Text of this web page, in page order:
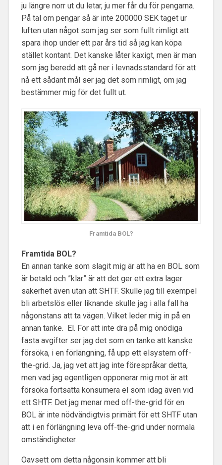
ju längre norr ut du letar, ju mer får du för pengarna.
På tal om pengar så är inte 200000 SEK taget ur
luften utan något som jag ser som fullt rimligt att
spara ihop under ett par års tid så jag kan köpa
stället kontant. Det kanske låter kaxigt, men är man
som jag beredd att gå ner i levnadsstandard för att
nå ett sådant mål ser jag det som rimligt, om jag
bestämmer mig för det fullt ut.
Framtida BOL?
Framtida BOL?
En annan tanke som slagit mig är att ha en BOL som
är betald och ”klar” är att det ger ett extra lager
säkerhet även utan att SHTF. Skulle jag till exempel
bli arbetslös eller liknande skulle jag i alla fall ha
någonstans att ta vägen. Vilket leder mig in på en
annan tanke. El. För att inte dra på mig onödiga
fasta avgifter ser jag det som en tanke att kanske
försöka, i en förlängning, få upp ett elsystem off-
the-grid. Ja, jag vet att jag inte förespråkar detta,
men vad jag egentligen opponerar mig mot är att
försöka fortsätta konsumera el som idag även vid
ett SHTF. Det jag menar med off-the-grid för en
BOL är inte nödvändigtvis primärt för ett SHTF utan
att i en förlängning leva off-the-grid under normala
omständigheter.
Oavsett om detta någonsin kommer att bli